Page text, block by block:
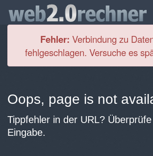
Fehler: Verbindung zu
fehlgeschlagen. Versuche es
Oops, page is not
Tippfehler in der URL?
Eingabe.